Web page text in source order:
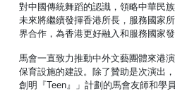
對中國傳統舞蹈的認識，領略中華民
未來將繼續發揮香港所長，服務國家
界合作，為香港更好融入和服務國家發
馬會一直致力推動中外文藝團體來港
保育設施的建設。除了贊助是次演出
創明『Teen』」計劃的馬會友師和學